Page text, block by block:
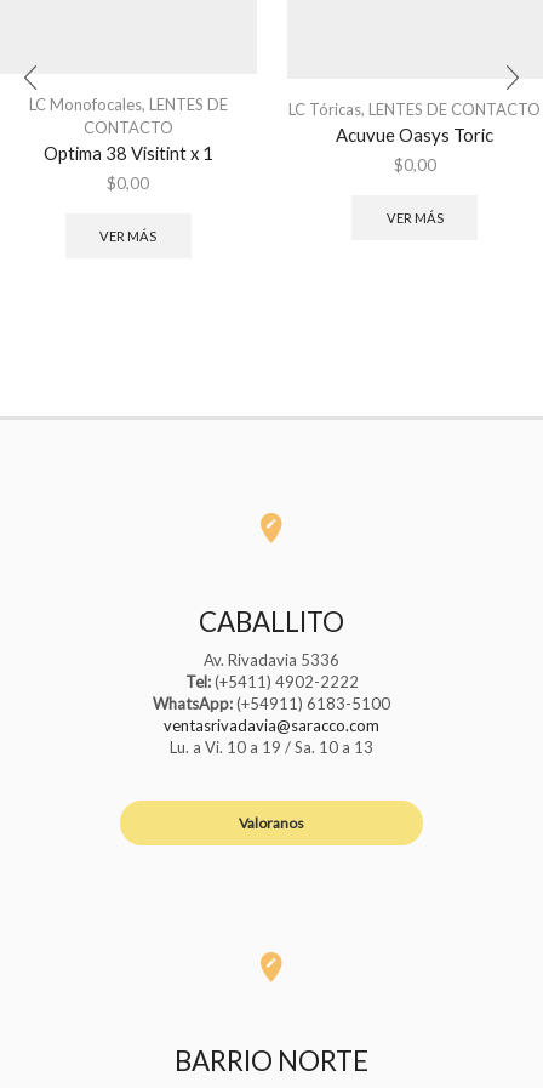
LC Monofocales, LENTES DE
CONTACTO
Optima 38 Visitint x 1
$0,00
VER MÁS
LC Tóricas, LENTES DE CONTACTO
Acuvue Oasys Toric
$0,00
VER MÁS
CABALLITO
Av. Rivadavia 5336
Tel:(+5411) 4902-2222
WhatsApp:(+54911) 6183-5100
ventasrivadavia@saracco.com
Lu. a Vi. 10 a 19 / Sa. 10 a 13
Valoranos
BARRIO NORTE